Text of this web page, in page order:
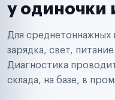
Поставщики запчастей
Аренда спецтехники
Ремонт спецтехники
Ритейл-сети
Управляющие компании
Страховые компании
у одиночки
Для среднетоннажных
зарядка, свет,
Диагностика
склада, на базе, в